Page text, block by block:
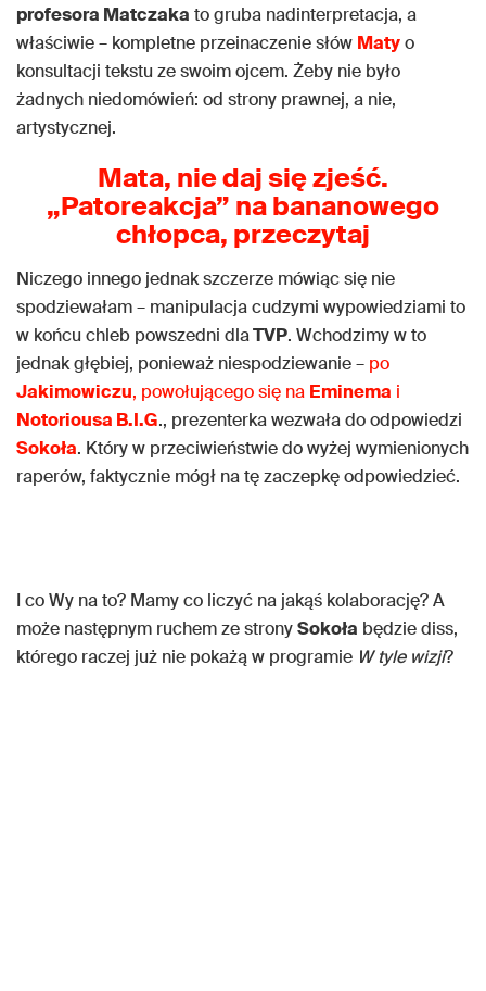
profesora Matczaka to gruba nadinterpretacja, a
właściwie – kompletne przeinaczenie słów Matyo
konsultacji tekstu ze swoim ojcem. Żeby nie było
żadnych niedomówień: od strony prawnej, a nie,
artystycznej.
Mata, nie daj się zjeść.
„Patoreakcja” na bananowego
chłopca, przeczytaj
Niczego innego jednak szczerze mówiąc się nie
spodziewałam – manipulacja cudzymi wypowiedziami to
w końcu chleb powszedni dlaTVP. Wchodzimy w to
jednak głębiej, ponieważ niespodziewanie – po
Jakimowiczu, powołującego się na Eminema i
Notoriousa B.I.G., prezenterka wezwała do odpowiedzi
Sokoła. Który w przeciwieństwie do wyżej wymienionych
raperów, faktycznie mógł na tę zaczepkę odpowiedzieć.
I co Wy na to? Mamy co liczyć na jakąś kolaborację? A
może następnym ruchem ze stronySokoła będzie diss,
którego raczej już nie pokażą w programie W tyle wizji?